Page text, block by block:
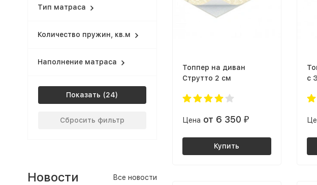
Топпер на диван
Струтто 2 см
Цена от 6 350 ₽
Купить
с
Тип матраса
Количество пружин, кв.м
Наполнение матраса
Показать
Сбросить фильтр
Новости Все новости